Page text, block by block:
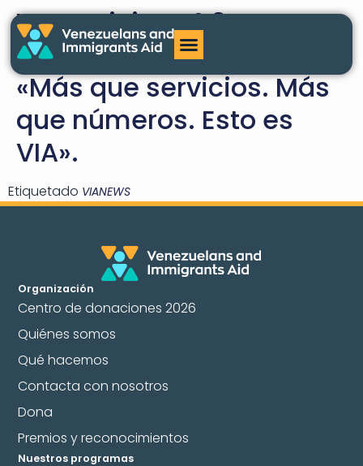
VIA Noticias nº 9
noviembre/diciembre:
«Más que servicios. Más
que números. Esto es
VIA».
Etiquetado VIANEWS
Organización
Centro de donaciones 2026
Quiénes somos
Qué hacemos
Contacta con nosotros
Dona
Premios y reconocimientos
Nuestros programas